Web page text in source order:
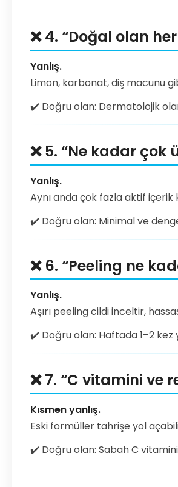
❌ 4. “Doğal olan
Yanlış.
Limon, karbonat, diş macunu
✔️ Doğru olan: Dermatolojik
❌ 5. “Ne kadar
Yanlış.
Aynı anda çok fazla aktif
✔️ Doğru olan: Minimal ve
❌ 6. “Peeling ne
Yanlış.
Aşırı peeling cildi inceltir,
✔️ Doğru olan: Haftada 1–2 kez
❌ 7. “C vitamini ve
Kısmen yanlış.
Eski formüller tahrişe yol
✔️ Doğru olan: Sabah C